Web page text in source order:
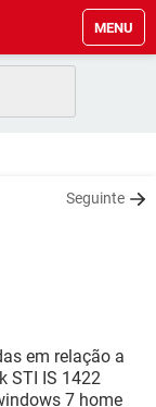
MENU
Seguinte
em relação a
STI IS 1422
7 home